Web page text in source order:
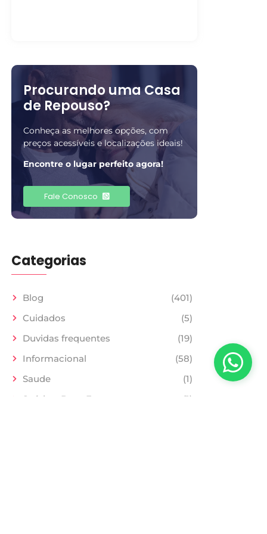
Procurando uma Casa
de Repouso?
Conheça as melhores opções, com
preços acessíveis e localizações ideais!
Encontre o lugar perfeito agora!
Fale Conosco
Categorias
Blog
(401)
Cuidados
(5)
Duvidas frequentes
(19)
Informacional
(58)
Saude
(1)
Saúde e Bem-Estar
(1)